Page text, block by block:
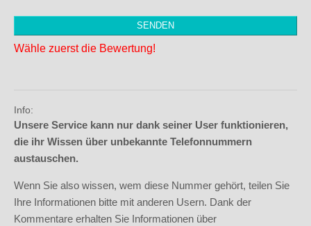
Wähle zuerst die Bewertung!
Info:
Unsere Service kann nur dank seiner User funktionieren,
die ihr Wissen über unbekannte Telefonnummern
austauschen.
Wenn Sie also wissen, wem diese Nummer gehört, teilen Sie
Ihre Informationen bitte mit anderen Usern. Dank der
Kommentare erhalten Sie Informationen über